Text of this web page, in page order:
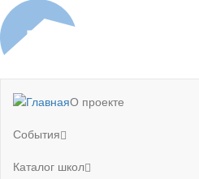
О проекте
События
Каталог школ